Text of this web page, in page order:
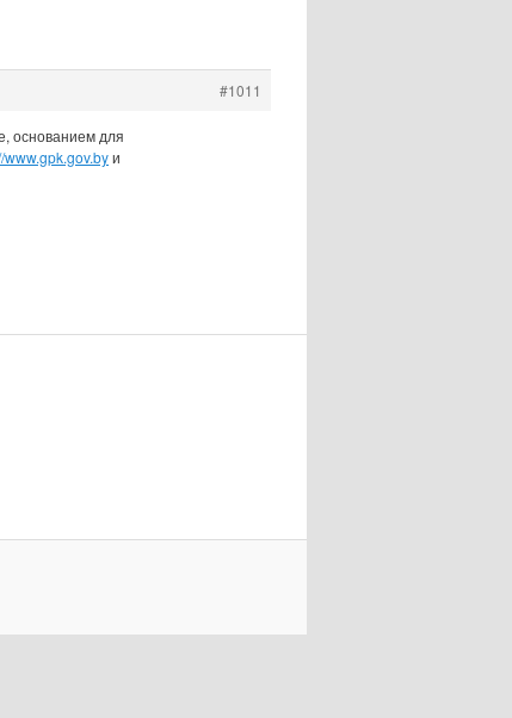
#1011
основанием для
www.gpk.gov.byи